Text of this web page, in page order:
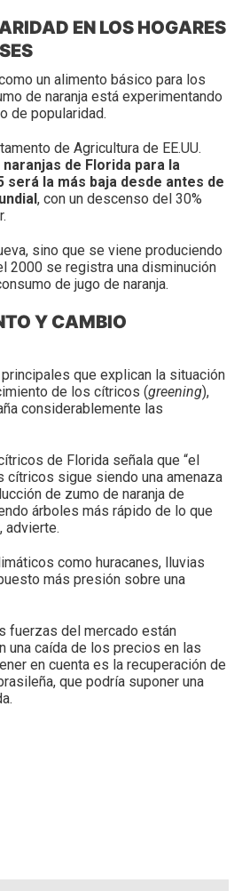
EN LOS HOGARES
un alimento básico para los
de naranja está experimentando
de popularidad.
de Agricultura de EE.UU.
naranjas de Florida para la
será la más baja desde antes de
, con un descenso del 30%
sino que se viene produciendo
2000 se registra una disminución
de jugo de naranja.
Y CAMBIO
que explican la situación
de los cítricos (greening),
considerablemente las
de Florida señala que “el
cítricos sigue siendo una amenaza
de zumo de naranja de
árboles más rápido de lo que
advierte.
como huracanes, lluvias
más presión sobre una
fuerzas del mercado están
una caída de los precios en las
en cuenta es la recuperación de
que podría suponer una